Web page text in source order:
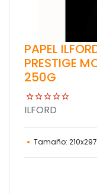
PAPEL
PRESTIGE
250G
ILFORD
Tamaño: